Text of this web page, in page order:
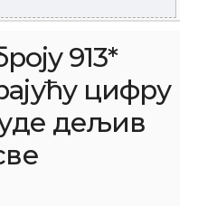
913*
цифру
дељив